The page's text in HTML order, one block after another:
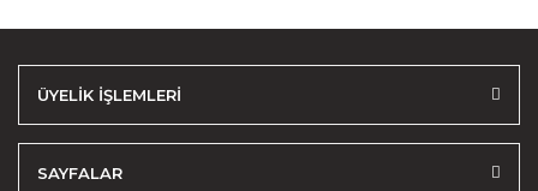
ÜYELİK İŞLEMLERİ
SAYFALAR